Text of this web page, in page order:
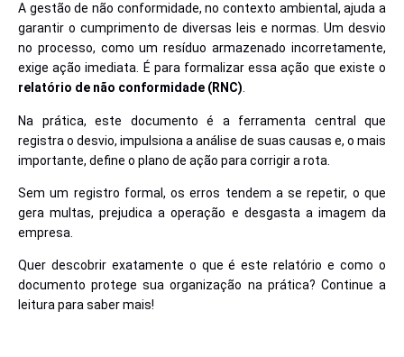
A gestão de não conformidade, no contexto ambiental, ajuda a
garantir o cumprimento de diversas leis e normas. Um desvio
no processo, como um resíduo armazenado incorretamente,
exige ação imediata. É para formalizar essa ação que existe o
relatório de não conformidade (RNC)
Na prática, este documento é a ferramenta central que
registra o desvio, impulsiona a análise de suas causas e, o mais
importante, define o plano de ação para corrigir a rota.
Sem um registro formal, os erros tendem a se repetir, o que
gera multas, prejudica a operação e desgasta a imagem da
empresa.
Quer descobrir exatamente o que é este relatório e como o
documento protege sua organização na prática? Continue a
leitura para saber mais!